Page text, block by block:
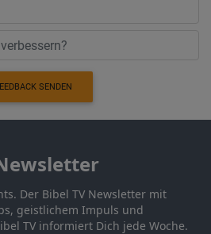
SENDEN
Der Bibel TV Newsletter mit
geistlichem Impuls und
TV informiert Dich jede Woche.